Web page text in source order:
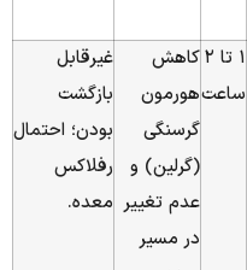
۱ تا ۲
ساعت
کاهش
هورمون
گرسنگی
(گرلین) و
عدم تغییر
در مسیر
غیرقابل
بازگشت
بودن؛ احتمال
رفلاکس
معده.